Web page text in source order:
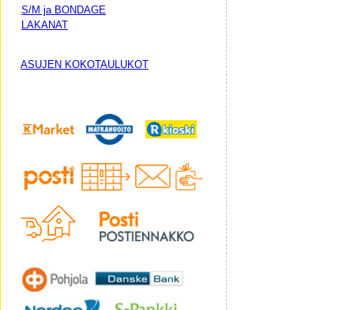
S/M ja BONDAGE
LAKANAT
ASUJEN KOKOTAULUKOT